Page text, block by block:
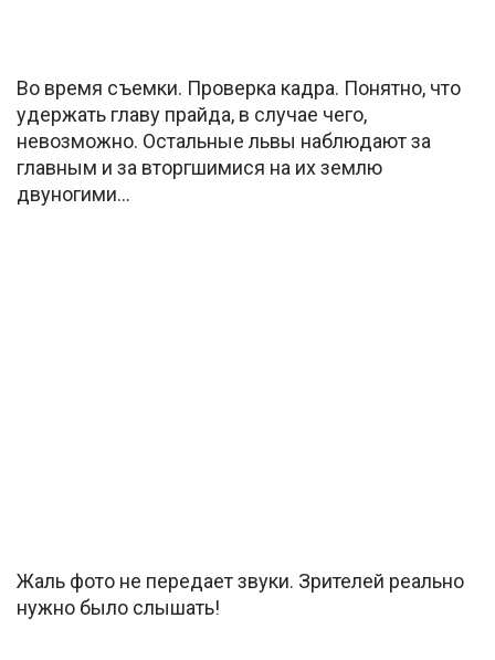
Во время съемки. Проверка кадра. Понятно, что
удержать главу прайда, в случае чего,
невозможно. Остальные львы наблюдают за
главным и за вторгшимися на их землю
двуногими…
Жаль фото не передает звуки. Зрителей реально
нужно было слышать!